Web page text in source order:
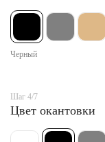
Черный
Шаг 4/7
Цвет окантовки